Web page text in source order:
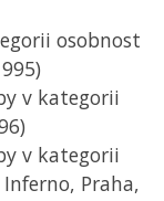
osobnost
v kategorii
v kategorii
Praha,